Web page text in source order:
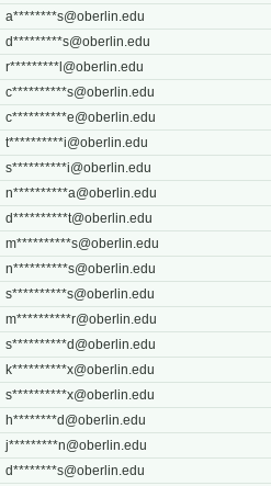
a********s@oberlin.edu
d*********s@oberlin.edu
r*********l@oberlin.edu
c**********s@oberlin.edu
c**********e@oberlin.edu
t**********i@oberlin.edu
s**********i@oberlin.edu
n**********a@oberlin.edu
d**********t@oberlin.edu
m**********s@oberlin.edu
n**********s@oberlin.edu
s**********s@oberlin.edu
m**********r@oberlin.edu
s**********d@oberlin.edu
k**********x@oberlin.edu
s**********x@oberlin.edu
h********d@oberlin.edu
j*********n@oberlin.edu
d********s@oberlin.edu